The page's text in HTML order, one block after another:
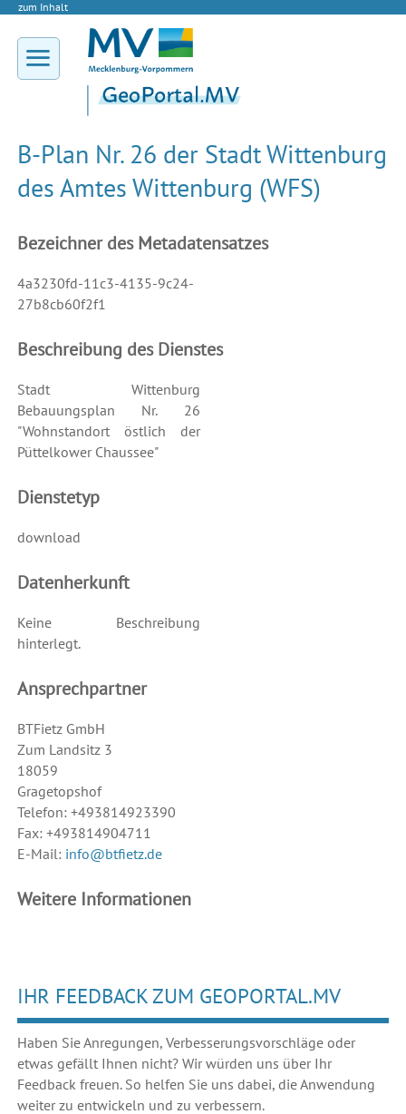
zum Inhalt
B-Plan Nr. 26 der Stadt Wittenburg
des Amtes Wittenburg (WFS)
Bezeichner des Metadatensatzes
4a3230fd-11c3-4135-9c24-
27b8cb60f2f1
Beschreibung des Dienstes
Stadt Wittenburg
Bebauungsplan Nr. 26
"Wohnstandort östlich der
Püttelkower Chaussee"
Dienstetyp
download
Datenherkunft
Keine Beschreibung
hinterlegt.
Ansprechpartner
BTFietz GmbH
Zum Landsitz 3
18059
Gragetopshof
Telefon: +493814923390
Fax: +493814904711
E-Mail: info@btfietz.de
Weitere Informationen
IHR FEEDBACK ZUM GEOPORTAL.MV
Haben Sie Anregungen, Verbesserungsvorschläge oder
etwas gefällt Ihnen nicht? Wir würden uns über Ihr
Feedback freuen. So helfen Sie uns dabei, die Anwendung
weiter zu entwickeln und zu verbessern.